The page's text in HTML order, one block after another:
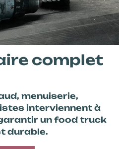
complet
menuiserie,
interviennent à
un food truck
durable.